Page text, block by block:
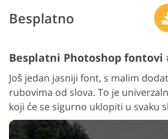
Besplatno
Besplatni Photoshop fontovi
Još jedan jasniji font, s malim
rubovima od slova. To je
koji će se sigurno uklopiti u svaku